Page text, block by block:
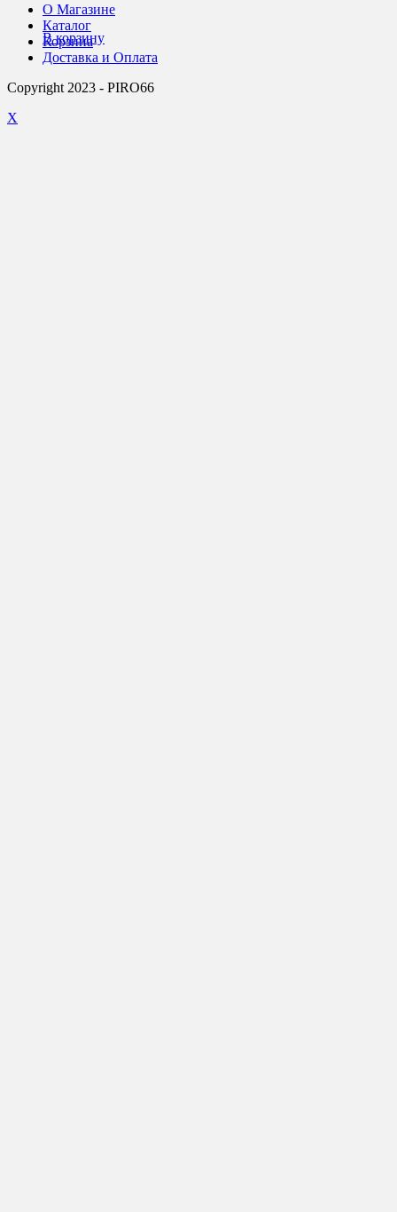
В корзину
О Магазине
Каталог
Корзина
Доставка и Оплата
Copyright 2023 - PIRO66
X